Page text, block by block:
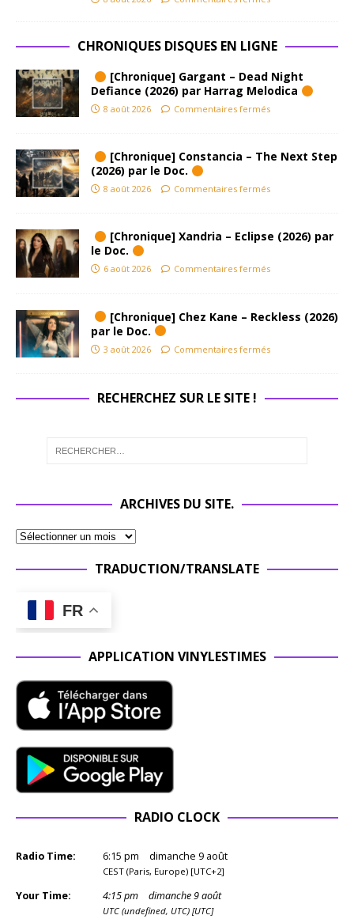
CHRONIQUES DISQUES EN LIGNE
[Chronique] Gargant – Dead Night
Defiance (2026) par Harrag Melodica
8 août 2026 Commentaires fermés
[Chronique] Constancia – The Next Step
(2026) par le Doc.
8 août 2026 Commentaires fermés
[Chronique] Xandria – Eclipse (2026) par
le Doc.
6 août 2026 Commentaires fermés
[Chronique] Chez Kane – Reckless (2026)
par le Doc.
3 août 2026 Commentaires fermés
RECHERCHEZ SUR LE SITE !
ARCHIVES DU SITE.
TRADUCTION/TRANSLATE
FR
APPLICATION VINYLESTIMES
RADIO CLOCK
Radio Time: 6:15 pm dimanche 9 août
CEST (Paris, Europe) [UTC+2]
Your Time: 4:15pm dimanche 9 août
UTC (undefined, UTC) [UTC]